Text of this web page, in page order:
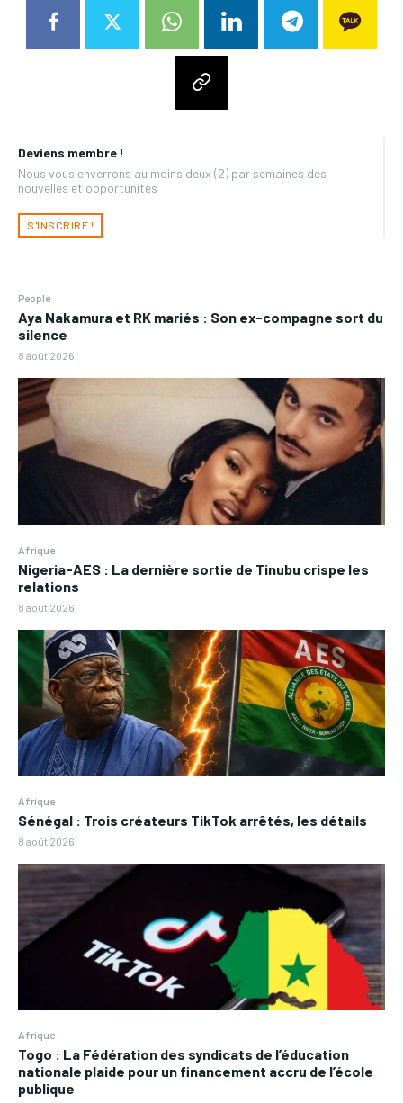
Deviens membre !
Nous vous enverrons au moins deux (2) par semaines des
nouvelles et opportunités
S'INSCRIRE !
People
Aya Nakamura et RK mariés : Son ex-compagne sort du
silence
8 août 2026
Afrique
Nigeria-AES : La dernière sortie de Tinubu crispe les
relations
8 août 2026
Afrique
Sénégal : Trois créateurs TikTok arrêtés, les détails
8 août 2026
Afrique
Togo : La Fédération des syndicats de l’éducation
nationale plaide pour un financement accru de l’école
publique